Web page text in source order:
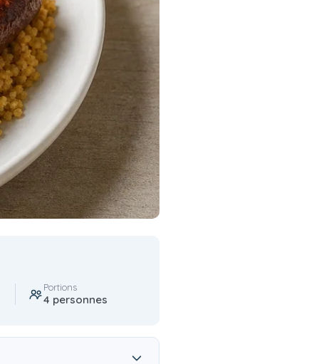
Portions
4 personnes